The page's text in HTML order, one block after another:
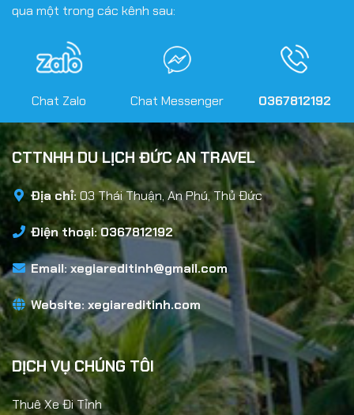
qua một trong các kênh sau:
Chat Zalo Chat Messenger 0367812192
CTTNHH DU LỊCH ĐỨC AN TRAVEL
Địa chỉ:03 Thái Thuận, An Phú, Thủ Đức
Điện thoại: 0367812192
Email: xegiareditinh@gmail.com
Website: xegiareditinh.com
DỊCH VỤ CHÚNG TÔI
Thuê Xe Đi Tỉnh